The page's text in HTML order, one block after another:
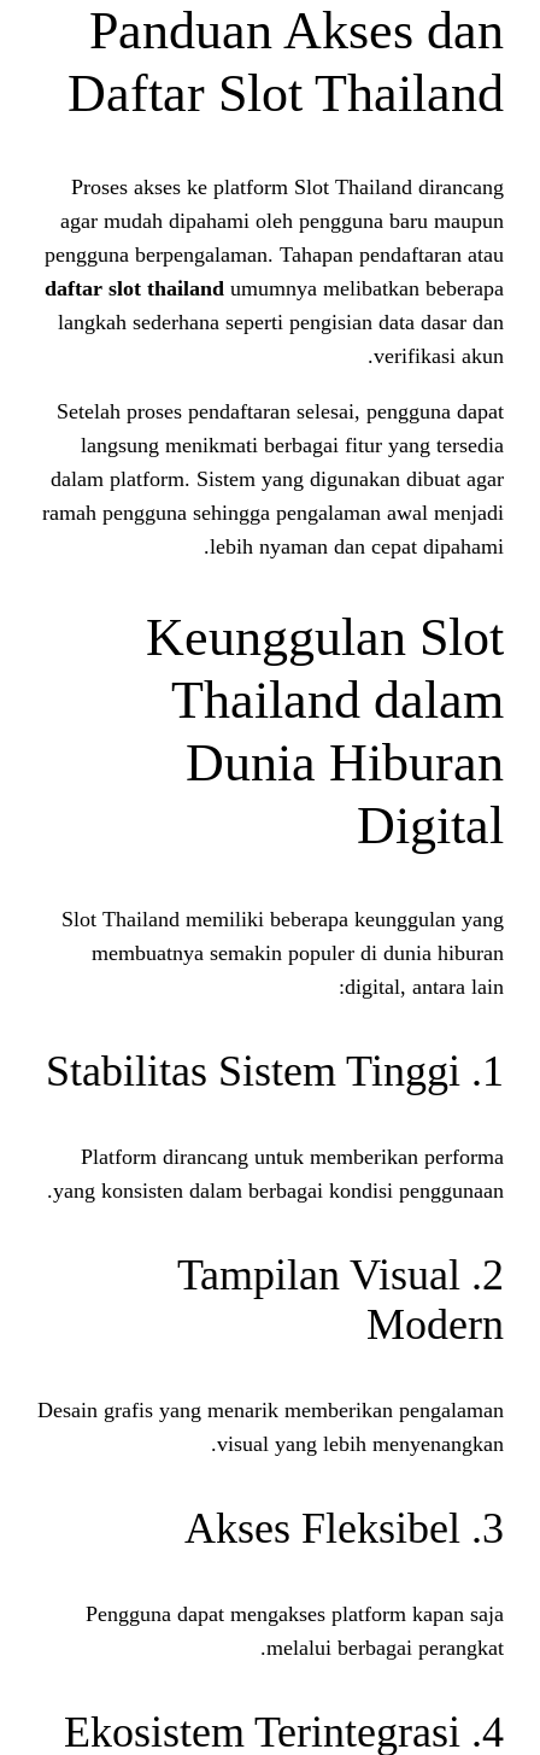
Panduan
Daftar Slot
Proses akses ke platform Slot
agar mudah dipahami oleh
pengguna berpengalaman.
daftar slot thailandumumnya
langkah sederhana seperti
Setelah proses pendaftaran
langsung menikmati berbagai
dalam platform. Sistem yang
ramah pengguna sehingga
lebih nyaman
Dunia
Slot Thailand memiliki beberapa
membuatnya semakin
Platform dirancang untuk
yang konsisten dalam berbagai
2.
Desain grafis yang menarik
visual yang
Pengguna dapat mengakses
melalui